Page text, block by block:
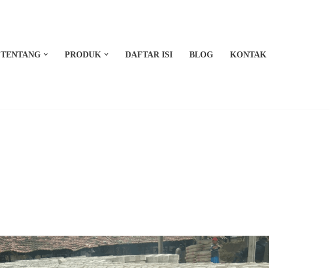
TENTANG PRODUK DAFTAR ISI BLOG KONTAK